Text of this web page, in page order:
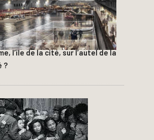
l’île de la cité, sur l’autel de la
?